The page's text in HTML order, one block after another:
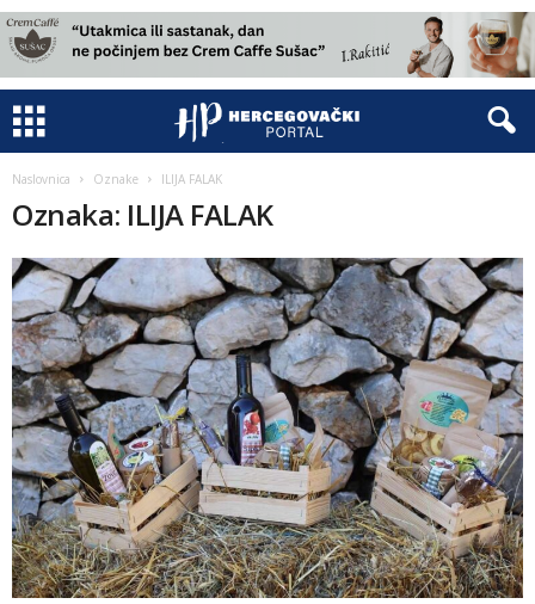
Naslovnica Oznake ILIJA FALAK
Oznaka: ILIJA FALAK